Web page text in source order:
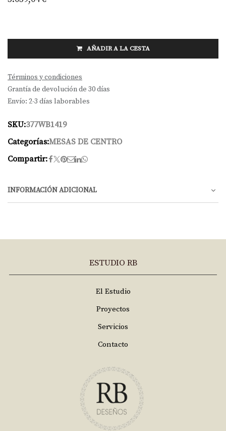
AÑADIR A LA CESTA
Términos y condiciones
Grantía de devolución de 30 días
Envío: 2-3 días laborables
SKU:377WB1419
Categorías:MESAS DE CENTRO
Compartir:
INFORMACIÓN ADICIONAL
ESTUDIO RB
El Estudio
Proyectos
Servicios
Contacto